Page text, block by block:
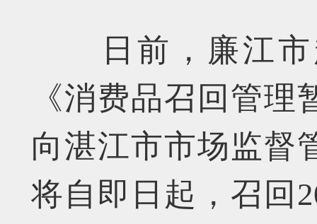
日前，廉江
《消费品召回管
向湛江市市场监督
将自即日起，召回